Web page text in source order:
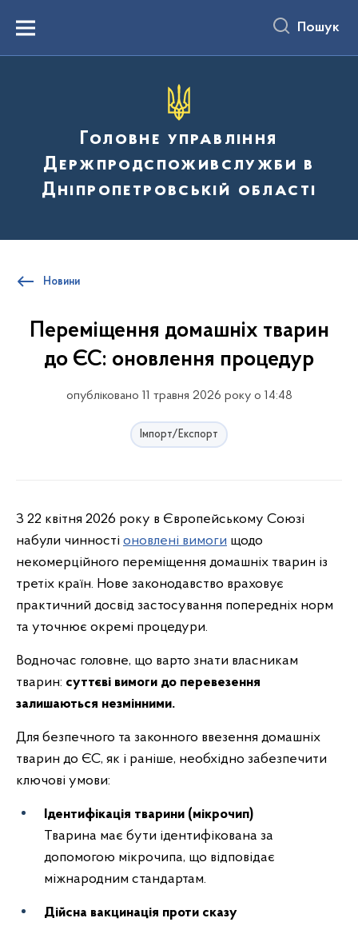
вмістуMenu Пошук
Головне управління
Держпродспоживслужби в
Дніпропетровській області
Новини
Переміщення домашніх тварин
до ЄС: оновлення процедур
опубліковано 11 травня 2026 року о 14:48
Імпорт/Експорт
З 22 квітня 2026 року в Європейському Союзі
набули чинності оновлені вимоги щодо
некомерційного переміщення домашніх тварин із
третіх країн. Нове законодавство враховує
практичний досвід застосування попередніх норм
та уточнює окремі процедури.
Водночас головне, що варто знати власникам
тварин: суттєві вимоги до перевезення
залишаються незмінними.
Для безпечного та законного ввезення домашніх
тварин до ЄС, як і раніше, необхідно забезпечити
ключові умови:
Ідентифікація тварини (мікрочип)
Тварина має бути ідентифікована за
допомогою мікрочипа, що відповідає
міжнародним стандартам.
Дійсна вакцинація проти сказу